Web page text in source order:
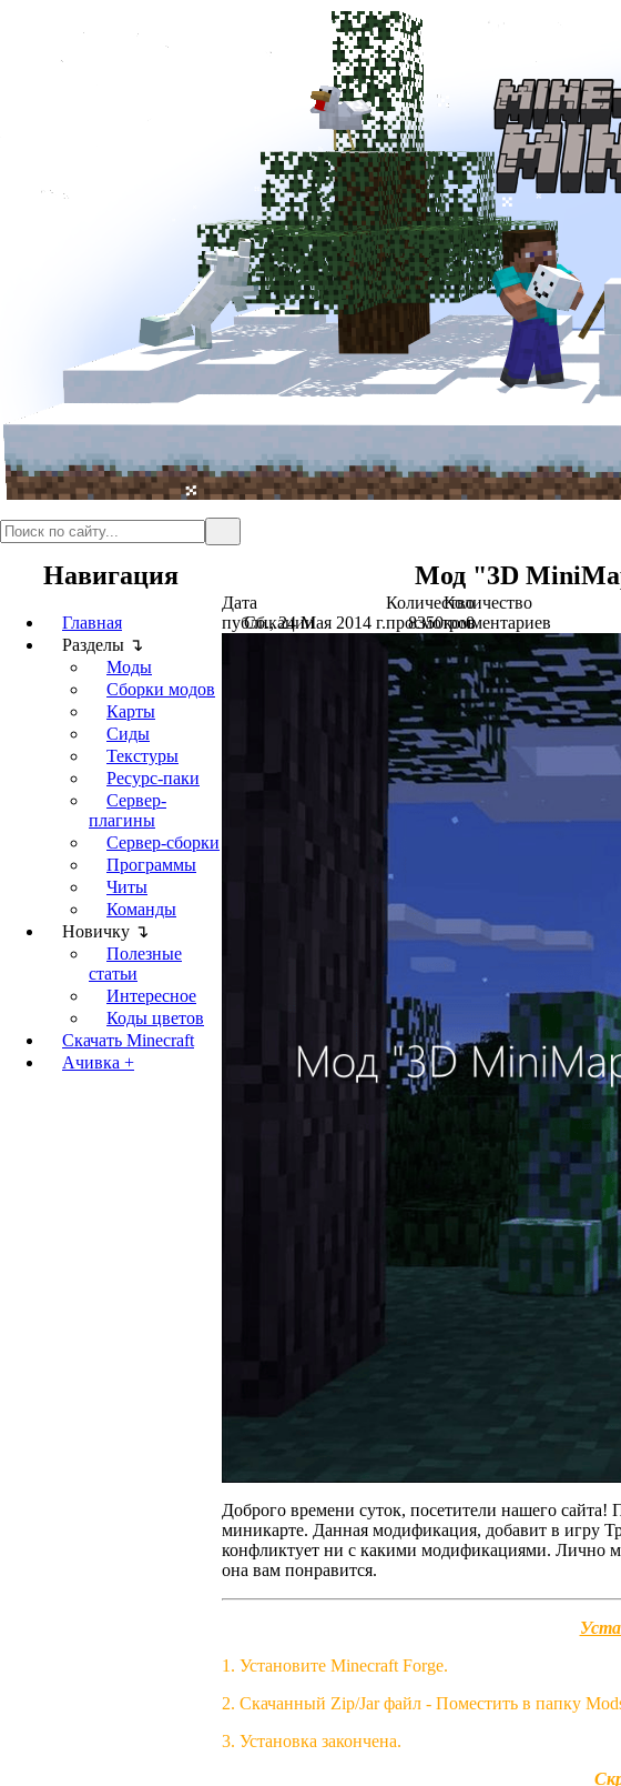
Навигация
Главная
Разделы ↴
Моды
Сборки модов
Карты
Сиды
Текстуры
Ресурс-паки
Сервер-
плагины
Сервер-сборки
Программы
Читы
Команды
Новичку ↴
Полезные
статьи
Интересное
Коды цветов
Скачать Minecraft
Ачивка +
Мод "3D
Дата
публикации
Сб., 24 Мая 2014 г.
Количество
просмотров
8350
Количество
комментариев
0
Доброго времени суток, посетители нашего
миникарте. Данная модификация, добавит в игру
конфликтует ни с какими модификациями. Лично
она вам понравится.
1. Установите Minecraft Forge.
2. Скачанный Zip/Jar файл - Поместить в папку
3. Установка закончена.